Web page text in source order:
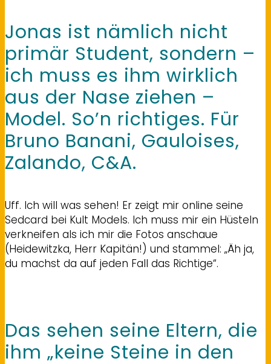
Jonas ist nämlich nicht
primär Student, sondern –
ich muss es ihm wirklich
aus der Nase ziehen –
Model. So’n richtiges. Für
Bruno Banani, Gauloises,
Zalando, C&A.
Uff. Ich will was sehen! Er zeigt mir online seine
Sedcard bei Kult Models. Ich muss mir ein Hüsteln
verkneifen als ich mir die Fotos anschaue
(Heidewitzka, Herr Kapitän!) und stammel: „Äh ja,
du machst da auf jeden Fall das Richtige“.
Das sehen seine Eltern, die
ihm „keine Steine in den